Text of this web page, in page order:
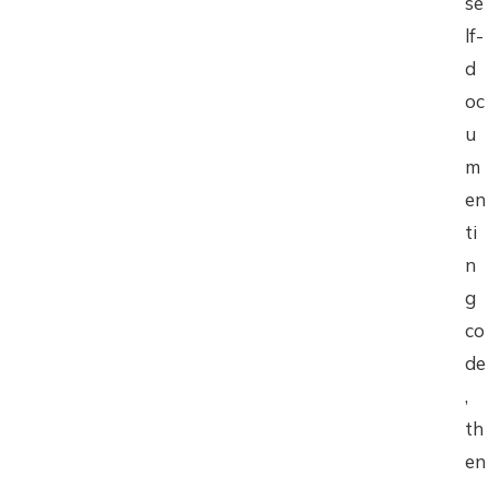
lf-
d
oc
u
m
en
ti
n
g
co
de
,
th
en